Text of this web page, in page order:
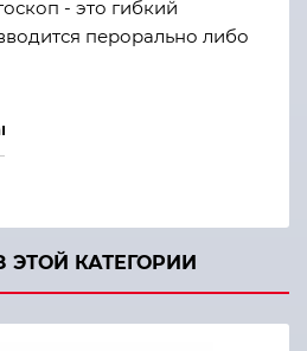
- это гибкий
перорально либо
3-100 мм
конца вверх /вниз 130°
ЭТОЙ КАТЕГОРИИ